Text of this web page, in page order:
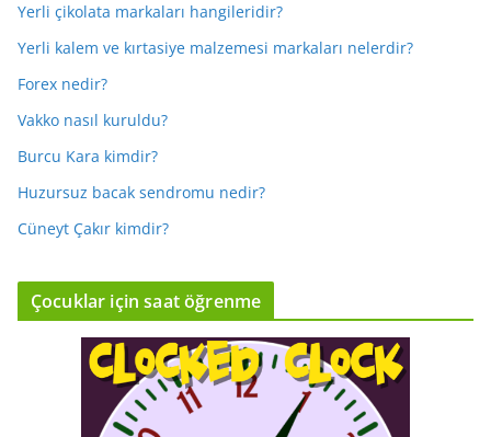
Yerli çikolata markaları hangileridir?
Yerli kalem ve kırtasiye malzemesi markaları nelerdir?
Forex nedir?
Vakko nasıl kuruldu?
Burcu Kara kimdir?
Huzursuz bacak sendromu nedir?
Cüneyt Çakır kimdir?
Çocuklar için saat öğrenme